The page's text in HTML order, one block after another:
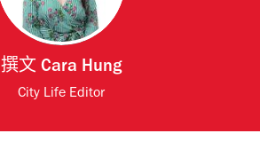
撰文 Cara Hung
City Life Editor